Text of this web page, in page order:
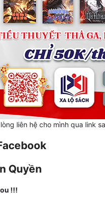
liên hệ cho mình qua link
Quyền
!!!